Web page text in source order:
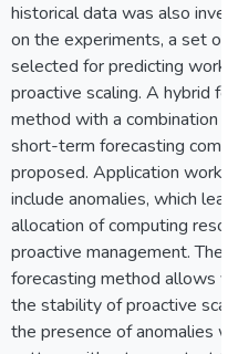
historical data was also
on the experiments, a set of
selected for predicting
proactive scaling. A hybrid
method with a combination
short-term forecasting
proposed. Application
include anomalies, which
allocation of computing
proactive management. The
forecasting method allows
the stability of proactive
the presence of anomalies